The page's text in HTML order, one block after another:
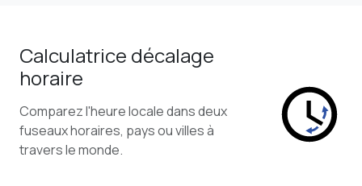
Calculatrice décalage
horaire
Comparez l'heure locale dans deux
fuseaux horaires, pays ou villes à
travers le monde.